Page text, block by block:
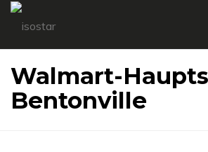
Walmart-
Bentonville